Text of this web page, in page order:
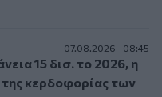
07.08.2026 - 08:45
15 δισ. το 2026, η
κερδοφορίας των